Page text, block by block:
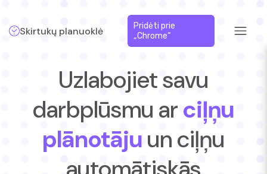
Skirtukų planuoklė
Pridėti prie
„Chrome“
Uzlabojiet savu
darbplūsmu arciļņu
plānotājuun ciļņu